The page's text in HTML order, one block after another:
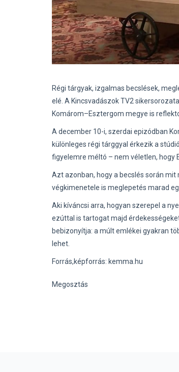
Régi tárgyak, izgalmas becslések,
elé. A Kincsvadászok TV2
Komárom–Esztergom megye is
A december 10-i, szerdai epizódban
különleges régi tárggyal érkezik a
figyelemre méltó – nem véletlen, hogy
Azt azonban, hogy a becslés során
végkimenetele is meglepetés marad
Aki kíváncsi arra, hogyan szerepel a
ezúttal is tartogat majd
bebizonyítja: a múlt emlékei gyakran
lehet.
Forrás,képforrás: kemma.hu
Megosztás